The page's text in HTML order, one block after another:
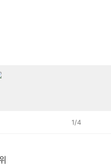
1/4